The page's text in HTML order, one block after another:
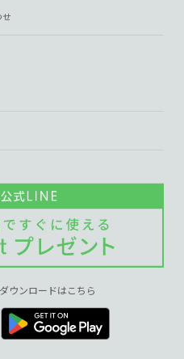
せ
ウンロードはこちら